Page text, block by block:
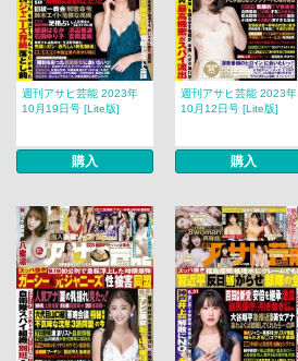
週刊アサヒ芸能 2023年
10月19日号 [Lite版]
購入
週刊アサヒ芸能 2023年
10月12日号 [Lite版]
購入